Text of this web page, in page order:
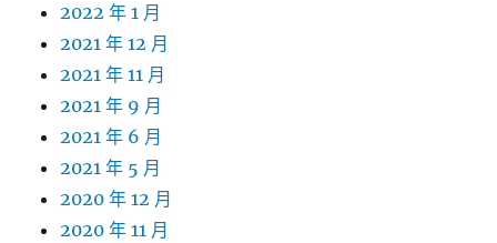
2022 年 1 月
2021 年 12 月
2021 年 11 月
2021 年 9 月
2021 年 6 月
2021 年 5 月
2020 年 12 月
2020 年 11 月